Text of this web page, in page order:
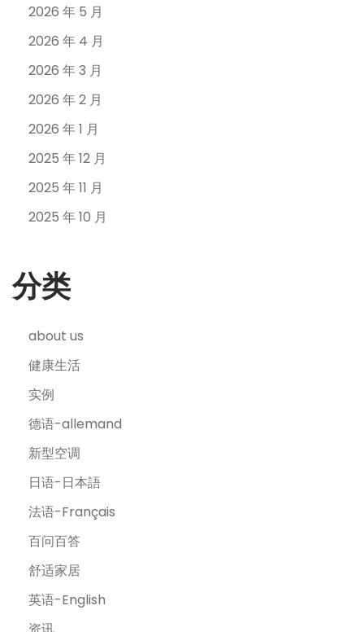
2026 年 5 月
2026 年 4 月
2026 年 3 月
2026 年 2 月
2026 年 1 月
2025 年 12 月
2025 年 11 月
2025 年 10 月
分类
about us
健康生活
实例
德语-allemand
新型空调
日语-日本語
法语-Français
百问百答
舒适家居
英语-English